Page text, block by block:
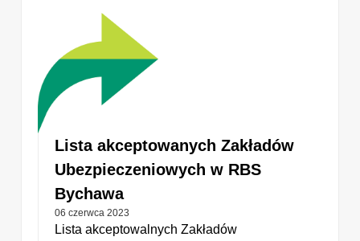
Lista akceptowanych Zakładów
Ubezpieczeniowych w RBS
Bychawa
06 czerwca 2023
Lista akceptowalnych Zakładów